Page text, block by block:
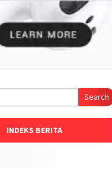
Search
INDEKS BERITA